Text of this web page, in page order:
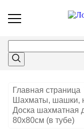
Открыть
Главная страница
Шахматы, шашки,
Доска шахматная
80х80см (в тубе)